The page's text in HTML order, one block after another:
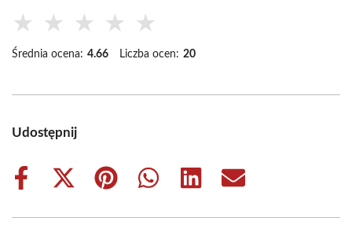
★ ★ ★ ★ ★
Średnia ocena: 4.66 Liczba ocen: 20
Udostępnij
Share
Share
(Twitter)
Share
Share
Share
Share